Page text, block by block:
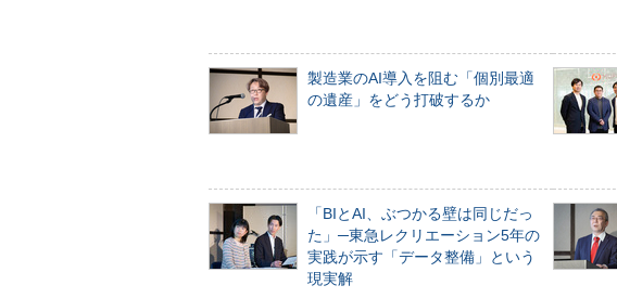
製造業のAI導入を阻む「個別最適
の遺産」をどう打破するか
「BIとAI、ぶつかる壁は同じだっ
た」─東急レクリエーション5年の
実践が示す「データ整備」という
現実解